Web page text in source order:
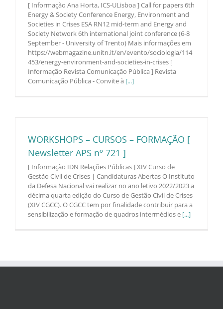
[ Informação Ana Horta, ICS-ULisboa ] Call for papers 6th
Energy & Society Conference Energy, Environment and
Societies in Crises ESA RN12 mid-term and Energy and
Society Network 6th international joint conference (6-8
September - University of Trento) Mais informações em
https://webmagazine.unitn.it/en/evento/sociologia/114
453/energy-environment-and-societies-in-crises [
Informação Revista Comunicação Pública ] Revista
Comunicação Pública - Convite à [...]
WORKSHOPS – CURSOS – FORMAÇÃO [
Newsletter APS nº 721 ]
[ Informação IDN Relações Públicas ] XIV Curso de
Gestão Civil de Crises | Candidaturas Abertas O Instituto
da Defesa Nacional vai realizar no ano letivo 2022/2023 a
décima quarta edição do Curso de Gestão Civil de Crises
(XIV CGCC). O CGCC tem por finalidade contribuir para a
sensibilização e formação de quadros intermédios e [...]